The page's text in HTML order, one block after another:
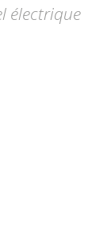
électrique